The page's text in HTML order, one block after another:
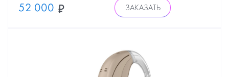
52 000 ЗАКАЗАТЬ